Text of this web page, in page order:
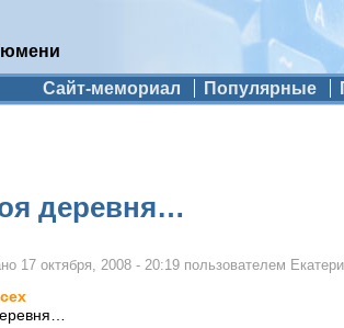
Сайт-мемориал Популярные
деревня…
17 октября, 2008 - 20:19 пользователем